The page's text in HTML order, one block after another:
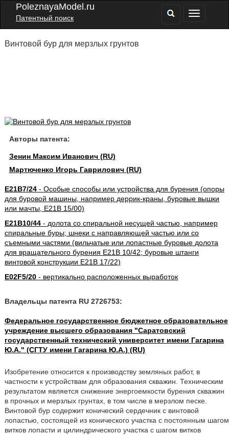
PoleznayaModel.ru
Патентный поиск
Винтовой бур для мерзлых грунтов
Авторы патента:
Зенин Максим Иванович (RU)
Мартюченко Игорь Гаврилович (RU)
E21B7/24- Особые способы или устройства для бурения (опоры
для буровой машины, например деррик-краны, буровые вышки
или мачты, E21B 15/00)
E21B10/44- долота со спиральной несущей частью, например
спиральные буры; шнеки с направляющей частью или со
съемными частями (вильчатые или лопастные буровые долота
для вращательного бурения E21B 10/42; буровые штанги
винтовой конструкции E21B 17/22)
E02F5/20- вертикально расположенных выработок
Владельцы патента RU 2726753:
Федеральное государственное бюджетное образовательное
учреждение высшего образования "Саратовский
государственный технический университет имени Гагарина
Ю.А." (СГТУ имени Гагарина Ю.А.) (RU)
Изобретение относится к производству земляных работ, в
частности к устройствам для образования скважин. Техническим
результатом является снижение энергоемкости бурения скважин
в прочных и мерзлых грунтах, в том числе в мерзлом песке.
Винтовой бур содержит конический сердечник с винтовой
лопастью, состоящей из конического участка с постоянным шагом
витков лопасти и цилиндрического участка с шагом витков